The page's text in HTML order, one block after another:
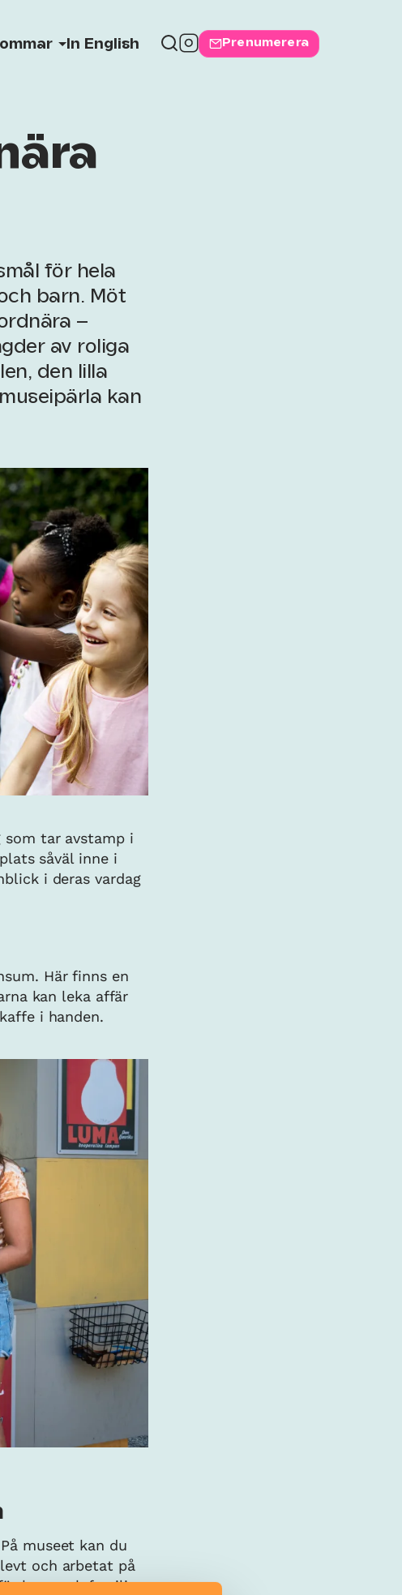
In English Prenumerera
för hela
barn. Möt
–
av roliga
den lilla
kan
tar avstamp i
såväl inne i
i deras vardag
Här finns en
kan leka affär
i handen.
museet kan du
och arbetat på
barn och familjer